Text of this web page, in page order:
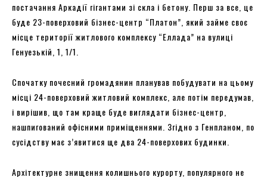
постачання Аркадії гігантами зі скла і бетону. Перш за все, це
буде 23-поверховий бізнес-центр “Платон”, який займе своє
місце території житлового комплексу “Еллада” на вулиці
Генуезькій, 1, 1/1.
Спочатку почесний громадянин планував побудувати на цьому
місці 24-поверховий житловий комплекс, але потім передумав,
і вирішив, що там краще буде виглядати бізнес-центр,
нашпигований офісними приміщеннями. Згідно з Генпланом, по
сусідству має з’явитися ще два 24-поверхових будинки.
Архітектурне знищення колишнього курорту, популярного не